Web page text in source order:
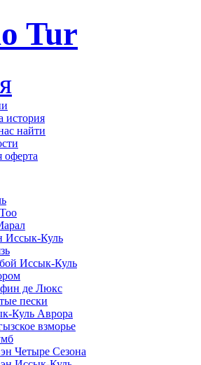
Tur
история
найти
оферта
Иссык-Куль
Иссык-Куль
де Люкс
пески
Куль Аврора
взморье
Четыре Сезона